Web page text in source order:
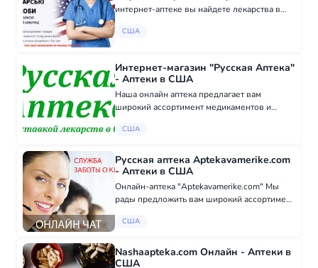
интернет-аптеке вы найдете лекарства в
Круглосуточная работа: Наша аптека
США
Интернет-магазин "Русская Аптека"
- Аптеки в США
Наша онлайн аптека предлагает вам
широкий ассортимент медикаментов и
ценам для покупателей из США. Все наши
регистрационные удост...
США
Русская аптека Aptekavamerike.com
- Аптеки в США
Онлайн-аптека "Aptekavamerike.com" Мы
рады предложить вам широкий ассортимент
европейских производителей. Все наши
соответствуют строг...
США
Nashaapteka.com Онлайн - Аптеки в
США